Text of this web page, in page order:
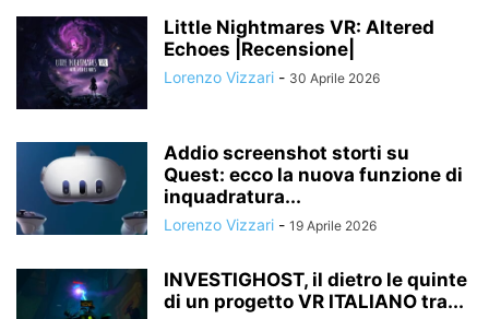
Little Nightmares VR: Altered
Echoes |Recensione|
Lorenzo Vizzari - 30 Aprile 2026
Addio screenshot storti su
Quest: ecco la nuova funzione di
inquadratura...
Lorenzo Vizzari - 19 Aprile 2026
INVESTIGHOST, il dietro le quinte
di un progetto VR ITALIANO tra...